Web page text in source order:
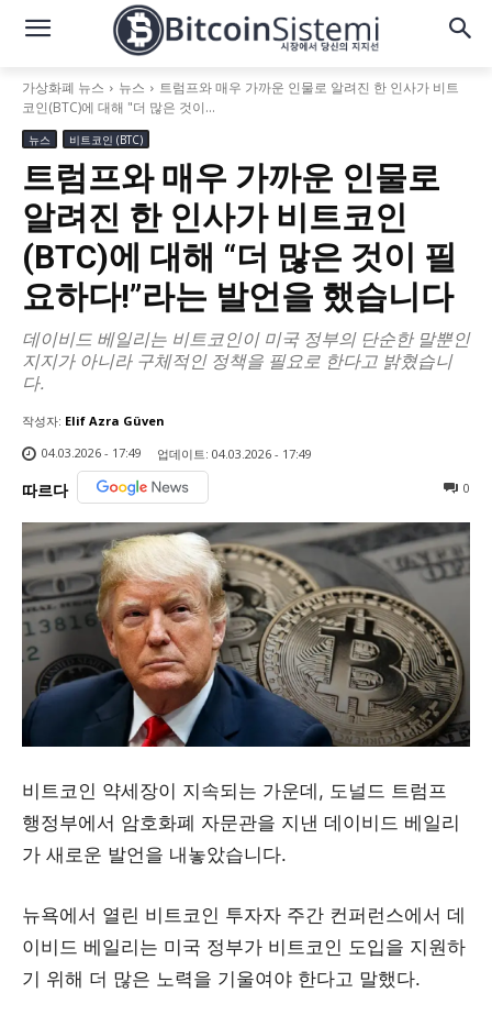
가상화폐 뉴스 뉴스
트럼프와 매우 가까운 인물로 알려진 한 인사가 비트
코인(BTC)에 대해 "더 많은 것이...
뉴스 비트코인 (BTC)
트럼프와 매우 가까운 인물로
알려진 한 인사가 비트코인
(BTC)에 대해 “더 많은 것이 필
요하다!”라는 발언을 했습니다
데이비드 베일리는 비트코인이 미국 정부의 단순한 말뿐인
지지가 아니라 구체적인 정책을 필요로 한다고 밝혔습니
다.
작성자: Elif Azra Güven
04.03.2026 - 17:49
업데이트: 04.03.2026 - 17:49
따르다 0
비트코인 약세장이 지속되는 가운데, 도널드 트럼프
행정부에서 암호화폐 자문관을 지낸 데이비드 베일리
가 새로운 발언을 내놓았습니다.
뉴욕에서 열린 비트코인 투자자 주간 컨퍼런스에서 데
이비드 베일리는 미국 정부가 비트코인 도입을 지원하
기 위해 더 많은 노력을 기울여야 한다고 말했다.